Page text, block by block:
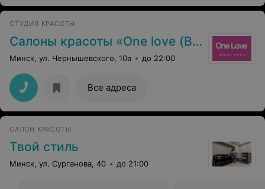
СТУДИЯ КРАСОТЫ
Салоны красоты «One love (Ван Лав)»
Минск, ул. Чернышевского, 10а до 22:00
Все адреса
САЛОН КРАСОТЫ
Твой стиль
Минск, ул. Сурганова, 40 до 21:00